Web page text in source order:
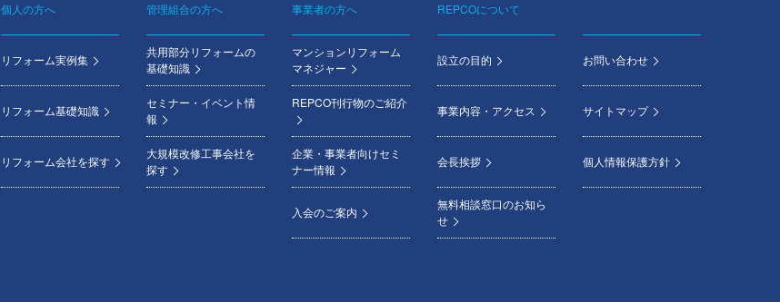
Footer
menu
個人の方へ
リフォーム実例集
リフォーム基礎知識
リフォーム会社を探す
管理組合の方へ
共用部分リフォームの
基礎知識
セミナー・イベント情
報
大規模改修工事会社を
探す
事業者の方へ
マンションリフォーム
マネジャー
REPCO刊行物のご紹介
企業・事業者向けセミ
ナー情報
入会のご案内
REPCOについて
設立の目的
事業内容・アクセス
会長挨拶
無料相談窓口のお知ら
せ
お問い合わせ
サイトマップ
個人情報保護方針